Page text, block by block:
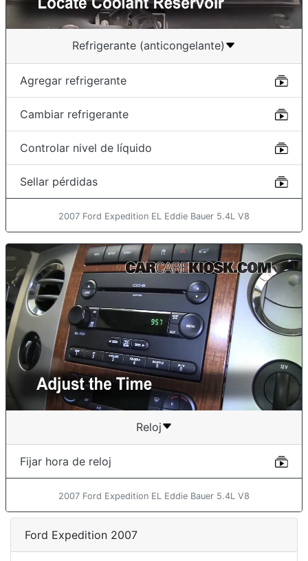
Refrigerante (anticongelante)
Agregar refrigerante
Cambiar refrigerante
Controlar nivel de líquido
Sellar pérdidas
2007 Ford Expedition EL Eddie Bauer 5.4L V8
Reloj
Fijar hora de reloj
2007 Ford Expedition EL Eddie Bauer 5.4L V8
Ford Expedition 2007